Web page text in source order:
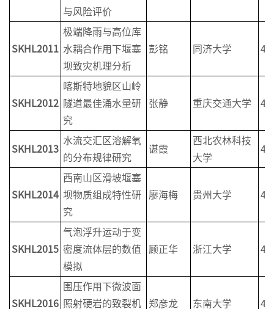
与风险评价
SKHL2011
极端降雨与高位库
水耦合作用下堰塞
坝致灾机理分析
彭铭 同济大学 4
SKHL2012
喀斯特地貌区山岭
隧道最佳涌水量研
究
张静 重庆交通大学 4
SKHL2013
水流交汇区溶解氧
的分布规律研究
谌霞
西北农林科技
大学
4
SKHL2014
西南山区滑坡堰塞
坝物质组成特性研
究
廖海梅 贵州大学 4
SKHL2015
气泡浮升运动于变
密度流体层的数值
模拟
顾正华 浙江大学 4
SKHL2016
围压作用下微波面
照射硬岩的致裂机
郑彦龙 东南大学 4